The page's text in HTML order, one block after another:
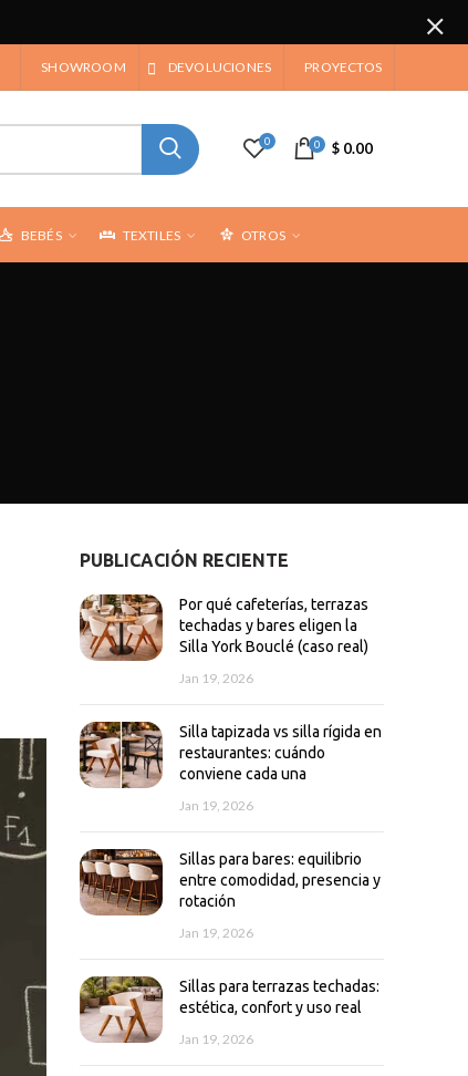
SHOWROOM DEVOLUCIONES PROYECTOS
0 0 $ 0.00
BEBÉS TEXTILES OTROS
PUBLICACIÓN RECIENTE
Por qué cafeterías, terrazas
techadas y bares eligen la
Silla York Bouclé (caso real)
Jan 19, 2026
Silla tapizada vs silla rígida en
restaurantes: cuándo
conviene cada una
Jan 19, 2026
Sillas para bares: equilibrio
entre comodidad, presencia y
rotación
Jan 19, 2026
Sillas para terrazas techadas:
estética, confort y uso real
Jan 19, 2026